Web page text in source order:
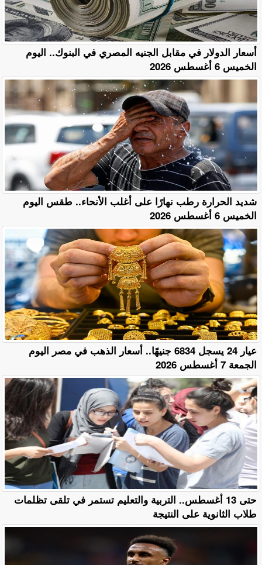
أسعار الدولار في مقابل الجنيه المصري في البنوك.. اليوم
الخميس 6 أغسطس 2026
​شديد الحرارة رطب نهارًا على أغلب الأنحاء.. طقس اليوم
الخميس 6 أغسطس 2026
عيار 24 يسجل 6834 جنيهًا.. أسعار الذهب في مصر اليوم
الجمعة 7 أغسطس 2026
حتى 13 أغسطس.. التربية والتعليم تستمر في تلقى تظلمات
طلاب الثانوية على النتيجة